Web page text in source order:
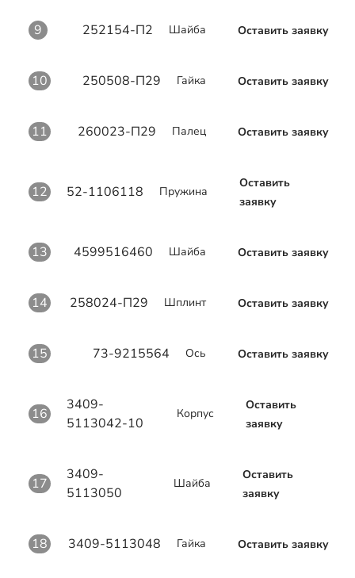
9 252154-П2 Шайба Оставить заявку
10 250508-П29 Гайка Оставить заявку
11 260023-П29 Палец Оставить заявку
12 52-1106118 Пружина
Оставить
заявку
13 4599516460 Шайба Оставить заявку
14 258024-П29 Шплинт Оставить заявку
15 73-9215564 Ось Оставить заявку
16
3409-
5113042-10
Корпус
Оставить
заявку
17
3409-
5113050
Шайба
Оставить
заявку
18 3409-5113048 Гайка Оставить заявку